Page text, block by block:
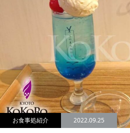
お食事処紹介 2022.09.25